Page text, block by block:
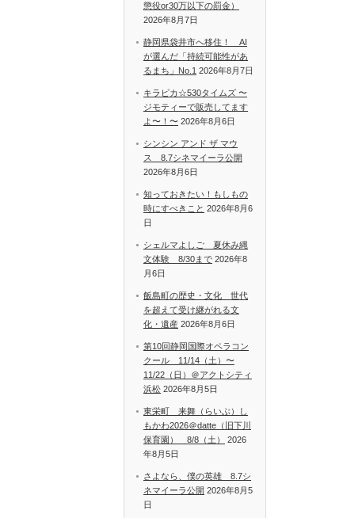
懲役or30万以下の罰金）
2026年8月7日
静岡県袋井市へ移住！ AI
が選んだ「持続可能性があ
るまち」No.1 2026年8月7日
キラピカ☆530タイムズ 〜
ジモティーで販売してます
よ〜！〜 2026年8月6日
シンシン アンド ザ マウ
ス 8.7シネマイーラ公開
2026年8月6日
知っておきたい！もしもの
時にすべきこと 2026年8月6
日
シェルマよしご 夏休み縄
文体験 8/30まで 2026年8
月6日
飯島町の歴史・文化 世代
を超えて受け継がれる文
化・遺産 2026年8月6日
第10回静岡国際オペラコン
クール 11/14（土）〜
11/22（日）＠アクトシティ
浜松 2026年8月5日
東栄町 来舞（らいぶ）し
もかわ2026＠datte（旧下川
保育園） 8/8（土）
2026
年8月5日
さよなら、僕の英雄 8.7シ
ネマイーラ公開 2026年8月5
日